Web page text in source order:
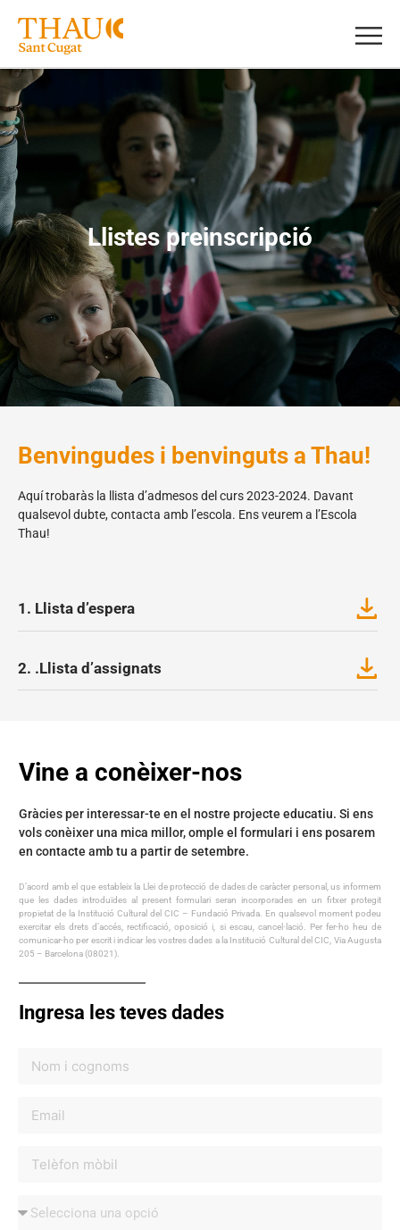
Llistes preinscripció
Benvingudes i benvinguts a Thau!
Aquí trobaràs la llista d’admesos del curs 2023-2024. Davant
qualsevol dubte, contacta amb l’escola. Ens veurem a l’Escola
Thau!
1. Llista d’espera
2. .Llista d’assignats
Vine a conèixer-nos
Gràcies per interessar-te en el nostre projecte educatiu. Si ens
vols conèixer una mica millor, omple el formulari i ens posarem
en contacte amb tu a partir de setembre.
D’acord amb el que estableix la Llei de protecció de dades de caràcter personal, us informem
que les dades introduïdes al present formulari seran incorporades en un fitxer protegit
propietat de la Institució Cultural del CIC – Fundació Privada. En qualsevol moment podeu
exercitar els drets d’accés, rectificació, oposició i, si escau, cancel·lació. Per fer-ho heu de
comunicar-ho per escrit i indicar les vostres dades a la Institució Cultural del CIC, Via Augusta
205 – Barcelona (08021).
Ingresa les teves dades